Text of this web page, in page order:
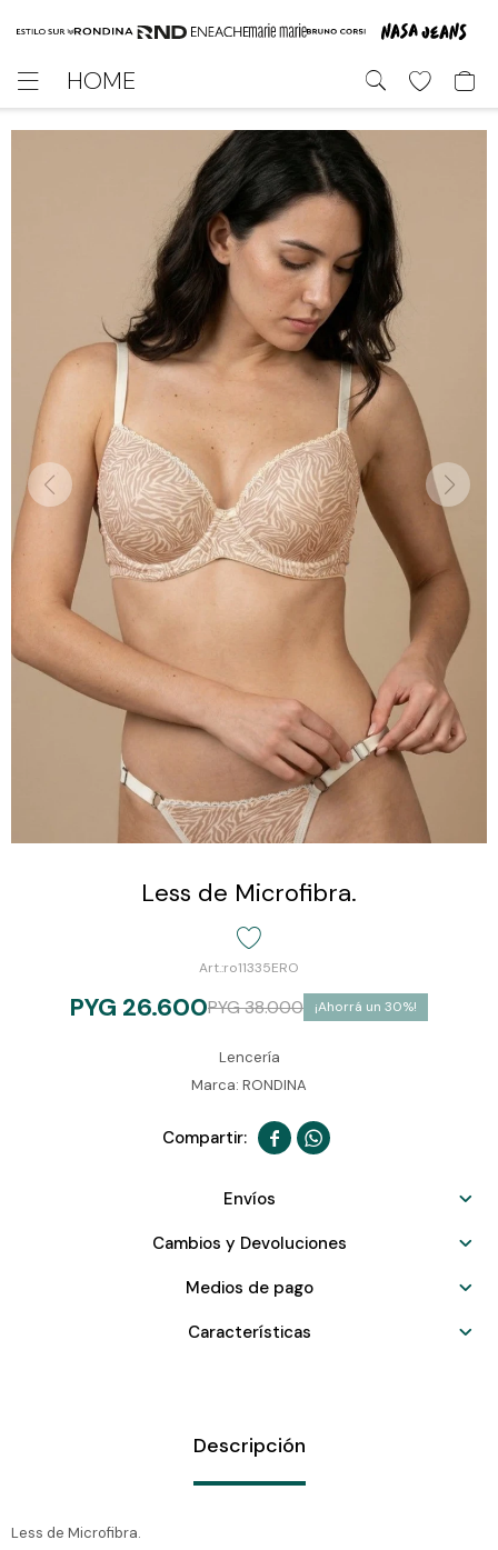
HOME

Less de Microfibra.
ro11335ERO
PYG 26.600PYG38.000 30
Lencería
Marca: RONDINA
 
Envíos
Cambios y Devoluciones
Medios de pago
Características
Descripción
Less de Microfibra.